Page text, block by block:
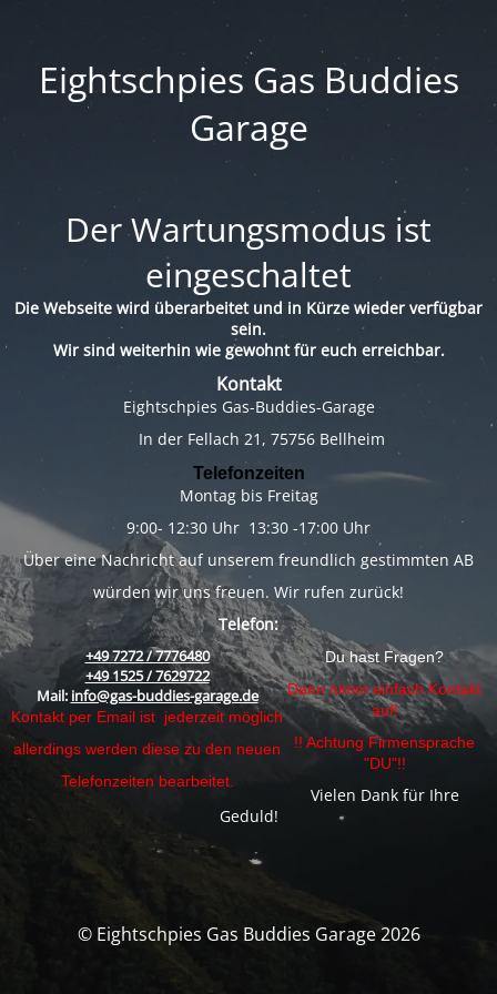
Eightschpies Gas Buddies
Garage
Der Wartungsmodus ist
eingeschaltet
Die Webseite wird überarbeitet und in Kürze wieder verfügbar
sein.
Wir sind weiterhin wie gewohnt für euch erreichbar.
Kontakt
Eightschpies Gas-Buddies-Garage
In der Fellach 21, 75756 Bellheim
Telefonzeiten
Montag bis Freitag
9:00- 12:30 Uhr 13:30 -17:00 Uhr
Über eine Nachricht auf unserem freundlich gestimmten AB
würden wir uns freuen. Wir rufen zurück!
Telefon:
+49 7272 / 7776480
+49 1525 / 7629722
Mail: info@gas-buddies-garage.de
Kontakt per Email ist jederzeit möglich
allerdings werden diese zu den neuen
Telefonzeiten bearbeitet.
Du hast Fragen?
Dann nimm einfach Kontakt
auf!
!! Achtung Firmensprache
"DU"!!
Vielen Dank für Ihre
Geduld!
© Eightschpies Gas Buddies Garage 2026